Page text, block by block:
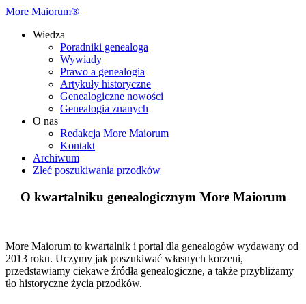
More Maiorum®
Wiedza
Poradniki genealoga
Wywiady
Prawo a genealogia
Artykuły historyczne
Genealogiczne nowości
Genealogia znanych
O nas
Redakcja More Maiorum
Kontakt
Archiwum
Zleć poszukiwania przodków
O kwartalniku genealogicznym More Maiorum
More Maiorum to kwartalnik i portal dla genealogów wydawany od
2013 roku. Uczymy jak poszukiwać własnych korzeni,
przedstawiamy ciekawe źródła genealogiczne, a także przybliżamy
tło historyczne życia przodków.